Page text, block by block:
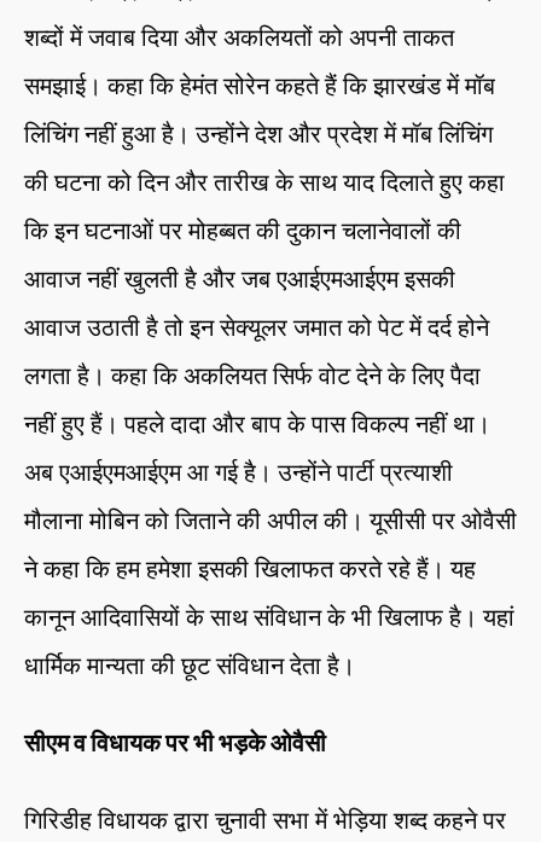
शब्दों में जवाब दिया और अकलियतों को अपनी ताकत
समझाई। कहा कि हेमंत सोरेन कहते हैं कि झारखंड में मॉब
लिंचिंग नहीं हुआ है। उन्होंने देश और प्रदेश में मॉब लिंचिंग
की घटना को दिन और तारीख के साथ याद दिलाते हुए कहा
कि इन घटनाओं पर मोहब्बत की दुकान चलानेवालों की
आवाज नहीं खुलती है और जब एआईएमआईएम इसकी
आवाज उठाती है तो इन सेक्यूलर जमात को पेट में दर्द होने
लगता है। कहा कि अकलियत सिर्फ वोट देने के लिए पैदा
नहीं हुए हैं। पहले दादा और बाप के पास विकल्प नहीं था।
अब एआईएमआईएम आ गई है। उन्होंने पार्टी प्रत्याशी
मौलाना मोबिन को जिताने की अपील की। यूसीसी पर ओवैसी
ने कहा कि हम हमेशा इसकी खिलाफत करते रहे हैं। यह
कानून आदिवासियों के साथ संविधान के भी खिलाफ है। यहां
धार्मिक मान्यता की छूट संविधान देता है।
सीएम व विधायक पर भी भड़के ओवैसी
गिरिडीह विधायक द्वारा चुनावी सभा में भेड़िया शब्द कहने पर